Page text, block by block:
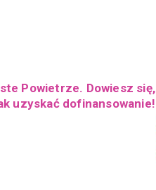
Powietrze. Dowiesz się,
uzyskać dofinansowanie!